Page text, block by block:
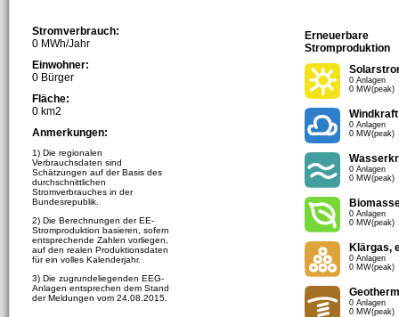
Stromverbrauch:
0 MWh/Jahr
Einwohner:
0 Bürger
Fläche:
0 km2
Anmerkungen:
1) Die regionalen
Verbrauchsdaten sind
Schätzungen auf der Basis des
durchschnittlichen
Stromverbrauches in der
Bundesrepublik.
2) Die Berechnungen der EE-
Stromproduktion basieren, sofern
entsprechende Zahlen vorliegen,
auf den realen Produktionsdaten
für ein volles Kalenderjahr.
3) Die zugrundeliegenden EEG-
Anlagen entsprechen dem Stand
der Meldungen vom 24.08.2015.
Erneuerbare
Stromproduktion
0 Anlagen
0 MW(peak)
Windkraft
0 Anlagen
0 MW(peak)
0 Anlagen
0 MW(peak)
0 Anlagen
0 MW(peak)
Klärgas,
0 Anlagen
0 MW(peak)
0 Anlagen
0 MW(peak)